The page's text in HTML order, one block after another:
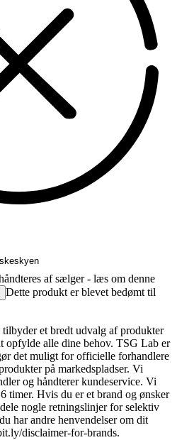
af sælger - læs om denne
Dette produkt er blevet bedømt til
et bredt udvalg af produkter
alle dine behov. TSG Lab er
det muligt for officielle forhandlere
på markedspladser. Vi
og håndterer kundeservice. Vi
timer. Hvis du er et brand og ønsker
nogle retningslinjer for selektiv
har andre henvendelser om dit
disclaimer-for-brands.